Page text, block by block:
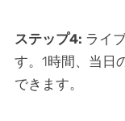
ステップ4: ライ
す。1時間、当日
できます。